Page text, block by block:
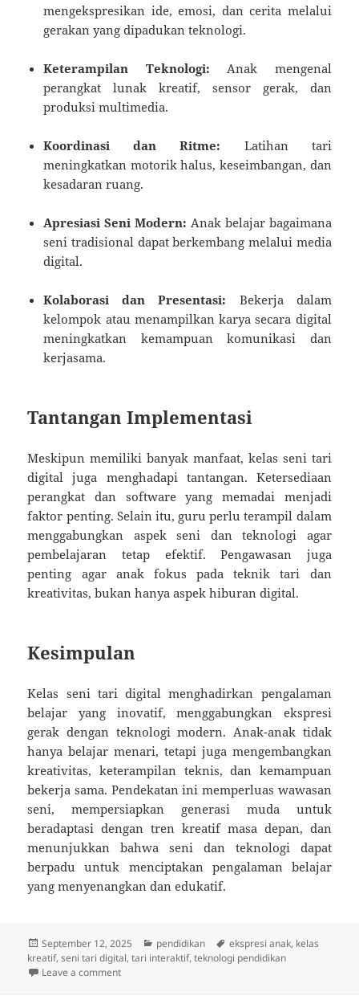
mengekspresikan ide, emosi, dan cerita melalui
gerakan yang dipadukan teknologi.
Keterampilan Teknologi: Anak mengenal
perangkat lunak kreatif, sensor gerak, dan
produksi multimedia.
Koordinasi dan Ritme: Latihan tari
meningkatkan motorik halus, keseimbangan, dan
kesadaran ruang.
Apresiasi Seni Modern: Anak belajar bagaimana
seni tradisional dapat berkembang melalui media
digital.
Kolaborasi dan Presentasi: Bekerja dalam
kelompok atau menampilkan karya secara digital
meningkatkan kemampuan komunikasi dan
kerjasama.
Tantangan Implementasi
Meskipun memiliki banyak manfaat, kelas seni tari
digital juga menghadapi tantangan. Ketersediaan
perangkat dan software yang memadai menjadi
faktor penting. Selain itu, guru perlu terampil dalam
menggabungkan aspek seni dan teknologi agar
pembelajaran tetap efektif. Pengawasan juga
penting agar anak fokus pada teknik tari dan
kreativitas, bukan hanya aspek hiburan digital.
Kesimpulan
Kelas seni tari digital menghadirkan pengalaman
belajar yang inovatif, menggabungkan ekspresi
gerak dengan teknologi modern. Anak-anak tidak
hanya belajar menari, tetapi juga mengembangkan
kreativitas, keterampilan teknis, dan kemampuan
bekerja sama. Pendekatan ini memperluas wawasan
seni, mempersiapkan generasi muda untuk
beradaptasi dengan tren kreatif masa depan, dan
menunjukkan bahwa seni dan teknologi dapat
berpadu untuk menciptakan pengalaman belajar
yang menyenangkan dan edukatif.
Posted
on
September 12, 2025 Categories
pendidikan Tags
ekspresi anak, kelas
kreatif,seni tari digital,tari interaktif,teknologi pendidikan
Leave a commenton Kelas Seni Tari Digital: Menggabungkan Gerakan